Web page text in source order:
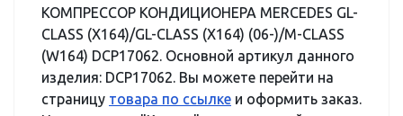
КОМПРЕССОР КОНДИЦИОНЕРА MERCEDES GL-
CLASS (X164)/GL-CLASS (X164) (06-)/M-CLASS
(W164) DCP17062. Основной артикул данного
изделия: DCP17062. Вы можете перейти на
страницу товара по ссылке и оформить заказ.